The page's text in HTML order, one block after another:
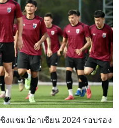
แชมป์อาเซียน 2024 รอบรอง